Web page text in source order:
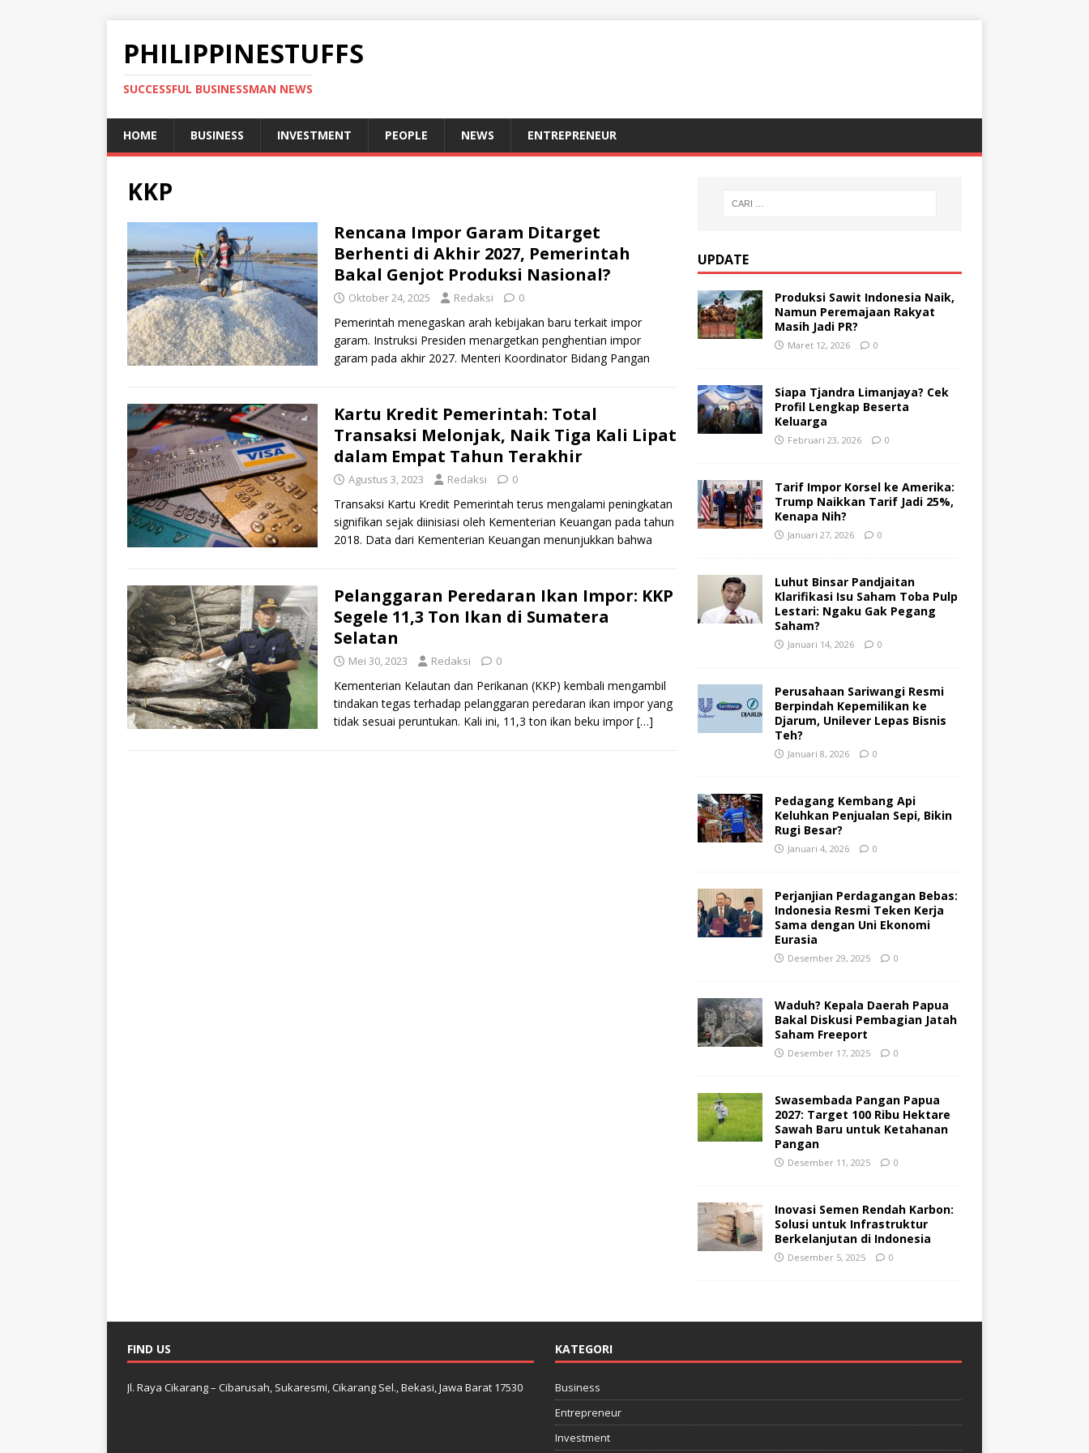
PHILIPPINESTUFFS
SUCCESSFUL BUSINESSMAN NEWS
HOME BUSINESS INVESTMENT PEOPLE NEWS ENTREPRENEUR
KKP
Rencana Impor Garam Ditarget
Berhenti di Akhir 2027, Pemerintah
Bakal Genjot Produksi Nasional?
Oktober 24, 2025 Redaksi 0
Pemerintah menegaskan arah kebijakan baru terkait impor
garam. Instruksi Presiden menargetkan penghentian impor
garam pada akhir 2027. Menteri Koordinator Bidang Pangan
Kartu Kredit Pemerintah: Total
Transaksi Melonjak, Naik Tiga Kali Lipat
dalam Empat Tahun Terakhir
Agustus 3, 2023 Redaksi 0
Transaksi Kartu Kredit Pemerintah terus mengalami peningkatan
signifikan sejak diinisiasi oleh Kementerian Keuangan pada tahun
2018. Data dari Kementerian Keuangan menunjukkan bahwa
Pelanggaran Peredaran Ikan Impor: KKP
Segele 11,3 Ton Ikan di Sumatera
Selatan
Mei 30, 2023 Redaksi 0
Kementerian Kelautan dan Perikanan (KKP) kembali mengambil
tindakan tegas terhadap pelanggaran peredaran ikan impor yang
tidak sesuai peruntukan. Kali ini, 11,3 ton ikan beku impor[…]
UPDATE
Produksi Sawit Indonesia Naik,
Namun Peremajaan Rakyat
Masih Jadi PR?
Maret 12, 2026 0
Siapa Tjandra Limanjaya? Cek
Profil Lengkap Beserta
Keluarga
Februari 23, 2026 0
Tarif Impor Korsel ke Amerika:
Trump Naikkan Tarif Jadi 25%,
Kenapa Nih?
Januari 27, 2026 0
Luhut Binsar Pandjaitan
Klarifikasi Isu Saham Toba Pulp
Lestari: Ngaku Gak Pegang
Saham?
Januari 14, 2026 0
Perusahaan Sariwangi Resmi
Berpindah Kepemilikan ke
Djarum, Unilever Lepas Bisnis
Teh?
Januari 8, 2026 0
Pedagang Kembang Api
Keluhkan Penjualan Sepi, Bikin
Rugi Besar?
Januari 4, 2026 0
Perjanjian Perdagangan Bebas:
Indonesia Resmi Teken Kerja
Sama dengan Uni Ekonomi
Eurasia
Desember 29, 2025 0
Waduh? Kepala Daerah Papua
Bakal Diskusi Pembagian Jatah
Saham Freeport
Desember 17, 2025 0
Swasembada Pangan Papua
2027: Target 100 Ribu Hektare
Sawah Baru untuk Ketahanan
Pangan
Desember 11, 2025 0
Inovasi Semen Rendah Karbon:
Solusi untuk Infrastruktur
Berkelanjutan di Indonesia
Desember 5, 2025 0
FIND US
Jl. Raya Cikarang – Cibarusah, Sukaresmi, Cikarang Sel., Bekasi, Jawa Barat 17530
KATEGORI
Business
Entrepreneur
Investment